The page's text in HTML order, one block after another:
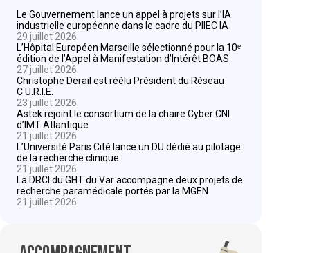
Le Gouvernement lance un appel à projets sur l’IA
industrielle européenne dans le cadre du PIIEC IA
29 juillet 2026
L’Hôpital Européen Marseille sélectionné pour la 10ᵉ
édition de l’Appel à Manifestation d’Intérêt BOAS
27 juillet 2026
Christophe Derail est réélu Président du Réseau
C.U.R.I.E.
23 juillet 2026
Astek rejoint le consortium de la chaire Cyber CNI
d’IMT Atlantique
21 juillet 2026
L’Université Paris Cité lance un DU dédié au pilotage
de la recherche clinique
21 juillet 2026
La DRCI du GHT du Var accompagne deux projets de
recherche paramédicale portés par la MGEN
21 juillet 2026